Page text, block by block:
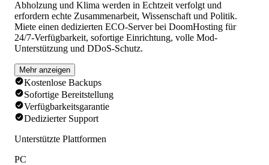
Abholzung und Klima werden in Echtzeit verfolgt und
erfordern echte Zusammenarbeit, Wissenschaft und Politik.
Miete einen dedizierten ECO-Server bei DoomHosting für
24/7-Verfügbarkeit, sofortige Einrichtung, volle Mod-
Unterstützung und DDoS-Schutz.
Mehr anzeigen
Kostenlose Backups
Sofortige Bereitstellung
Verfügbarkeitsgarantie
Dedizierter Support
Unterstützte Plattformen
PC